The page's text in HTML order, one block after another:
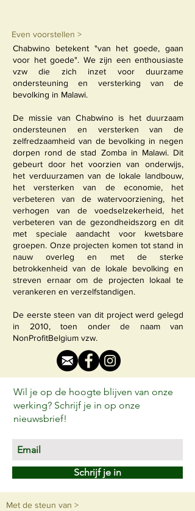
Even voorstellen >
Chabwino betekent "van het goede, gaan
voor het goede". We zijn een enthousiaste
vzw die zich inzet voor duurzame
ondersteuning en versterking van de
bevolking in Malawi.
De missie van Chabwino is het duurzaam
ondersteunen en versterken van de
zelfredzaamheid van de bevolking in negen
dorpen rond de stad Zomba in Malawi. Dit
gebeurt door het voorzien van onderwijs,
het verduurzamen van de lokale landbouw,
het versterken van de economie, het
verbeteren van de watervoorziening, het
verhogen van de voedselzekerheid, het
verbeteren van de gezondheidszorg en dit
met speciale aandacht voor kwetsbare
groepen. Onze projecten komen tot stand in
nauw overleg en met de sterke
betrokkenheid van de lokale bevolking en
streven ernaar om de projecten lokaal te
verankeren en verzelfstandigen.
De eerste steen van dit project werd gelegd
in 2010, toen onder de naam van
NonProfitBelgium vzw.
Wil je op de hoogte blijven van onze
werking? Schrijf je in op onze
nieuwsbrief!
Schrijf je in
Met de steun van >